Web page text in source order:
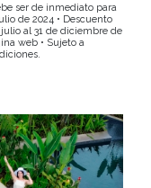
ser de inmediato para
de 2024 • Descuento
al 31 de diciembre de
web • Sujeto a